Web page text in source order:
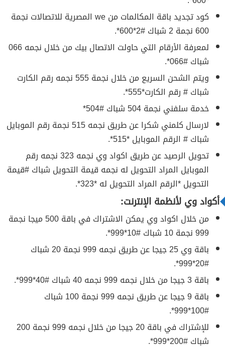
كود تجديد باقة المكالمات من we المصرية للاتصالات نجمة
600 نجمة 2 شباك #2*600*.
لمعرفة الأرقام التي حاولت الاتصال بيك من خلال نجمه 066
شباك #066*.
ويتم الشحن السريع من خلال نجمة 555 نجمه رقم الكارت
شباك # رقم الكارت*555*.
خدمة سلفني نجمة 504 شباك #504*
لارسال كلمني شكرا عن طريق نجمه 515 نجمة رقم الموبايل
شباك # الرقم الموبايل *515*.
تحويل الرصيد عن طريق اكواد وي نجمه 323 نجمه رقم
الموبايل المراد التحويل له نجمه قيمة التحويل شباك #قيمة
التحويل *الرقم المراد التحويل له *323*.
أكواد وي لأنظمة الإنترنت:
من خلال اكواد وي يمكن الاشتراك في باقة 500 ميجا نجمة
999 نجمة 10 شباك #10*999*.
باقة وي 25 جيجا عن طريق نجمه 999 نجمة 20 شباك
#20*999*.
باقة 3 جيجا من خلال نجمه 999 نجمه 40 شباك #40*999*.
باقة 9 جيجا عن طريق نجمه 999 نجمة 100 شباك
#100*999*.
للإشتراك في باقة 20 جيجا من خلال نجمه 999 نجمة 200
شباك #200*999*.